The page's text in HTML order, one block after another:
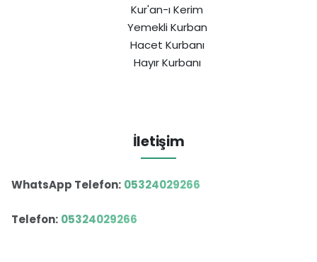
Kur'an-ı Kerim
Yemekli Kurban
Hacet Kurbanı
Hayır Kurbanı
İletişim
WhatsApp Telefon: 05324029266
Telefon: 05324029266